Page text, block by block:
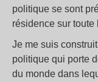
politique se sont
résidence sur toute
Je me suis
politique qui porte
du monde dans